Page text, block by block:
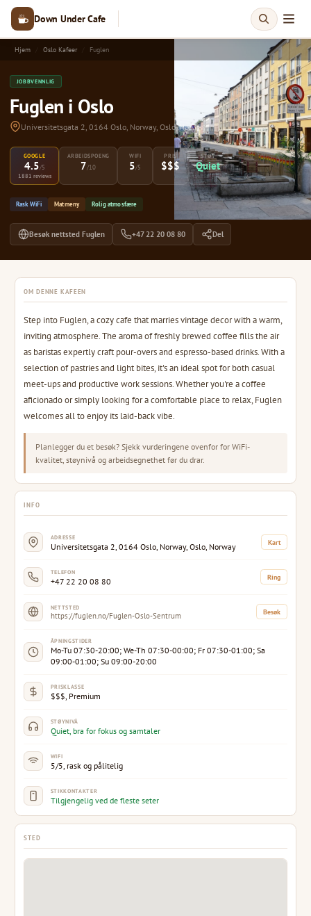
Down Under Cafe
Hjem Oslo Kafeer Fuglen
JOBBVENNLIG
Fuglen i Oslo
Universitetsgata 2, 0164 Oslo, Norway, Oslo, Norway
GOOGLE
4.5/5
1881 reviews
ARBEIDSPOENG
7/10
WIFI
5/5
PRIS
$$$
STØY
Quiet
Rask WiFi Matmeny Rolig atmosfære
Besøk nettsted Fuglen +47 22 20 08 80 Del
OM DENNE KAFEEN
Step into Fuglen, a cozy cafe that marries vintage decor with a warm,
inviting atmosphere. The aroma of freshly brewed coffee fills the air
as baristas expertly craft pour-overs and espresso-based drinks. With a
selection of pastries and light bites, it's an ideal spot for both casual
meet-ups and productive work sessions. Whether you're a coffee
aficionado or simply looking for a comfortable place to relax, Fuglen
welcomes all to enjoy its laid-back vibe.
Planlegger du et besøk? Sjekk vurderingene ovenfor for WiFi-
kvalitet, støynivå og arbeidsegnethet før du drar.
INFO
ADRESSE
Universitetsgata 2, 0164 Oslo, Norway, Oslo, Norway Kart
TELEFON
+47 22 20 08 80 Ring
NETTSTED
https://fuglen.no/Fuglen-Oslo-Sentrum Besøk
ÅPNINGSTIDER
Mo-Tu 07:30-20:00; We-Th 07:30-00:00; Fr 07:30-01:00; Sa
09:00-01:00; Su 09:00-20:00
PRISKLASSE
$$$, Premium
STØYNIVÅ
Quiet, bra for fokus og samtaler
WIFI
5/5, rask og pålitelig
STIKKONTAKTER
Tilgjengelig ved de fleste seter
STED